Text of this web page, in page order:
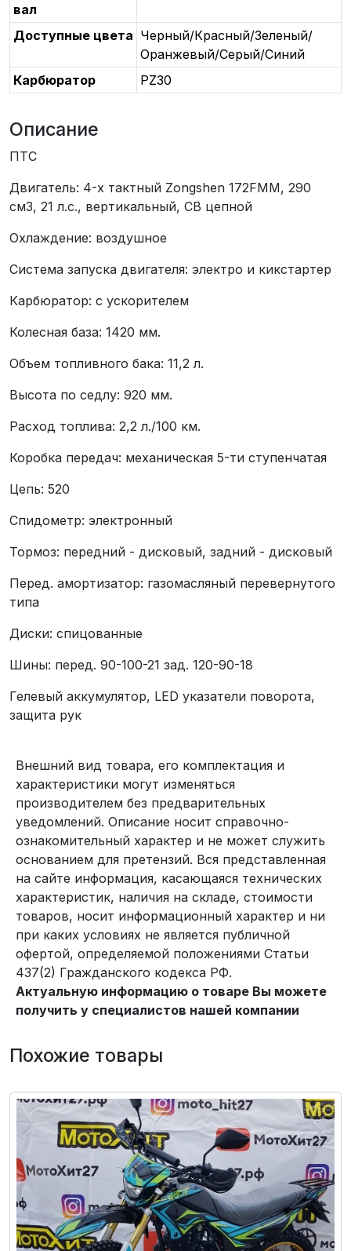
вал
Доступные цвета Черный/Красный/Зеленый/
Оранжевый/Серый/Синий
Карбюратор
PZ30
Описание
ПТС
Двигатель: 4-х тактный Zongshen 172FMM, 290
см3, 21 л.с., вертикальный, CB цепной
Охлаждение: воздушное
Система запуска двигателя: электро и кикстартер
Карбюратор: с ускорителем
Колесная база: 1420 мм.
Объем топливного бака: 11,2 л.
Высота по седлу: 920 мм.
Расход топлива: 2,2 л./100 км.
Коробка передач: механическая 5-ти ступенчатая
Цепь: 520
Спидометр: электронный
Тормоз: передний - дисковый, задний - дисковый
Перед. амортизатор: газомасляный перевернутого
типа
Диски: спицованные
Шины: перед. 90-100-21 зад. 120-90-18
Гелевый аккумулятор, LED указатели поворота,
защита рук
Внешний вид товара, его комплектация и
характеристики могут изменяться
производителем без предварительных
уведомлений. Описание носит справочно-
ознакомительный характер и не может служить
основанием для претензий. Вся представленная
на сайте информация, касающаяся технических
характеристик, наличия на складе, стоимости
товаров, носит информационный характер и ни
при каких условиях не является публичной
офертой, определяемой положениями Статьи
437(2) Гражданского кодекса РФ.
Актуальную информацию о товаре Вы можете
получить у специалистов нашей компании
Похожие товары